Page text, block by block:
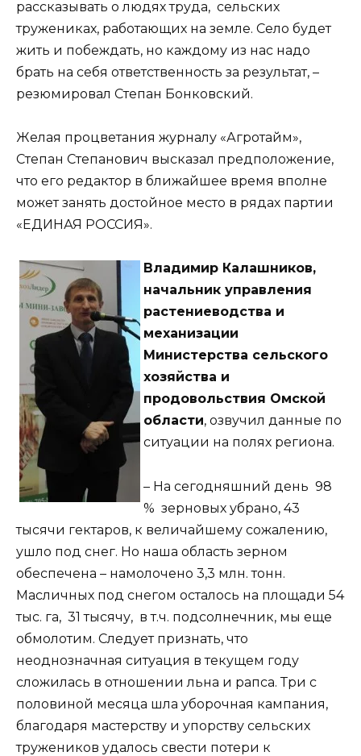
рассказывать о людях труда, сельских
тружениках, работающих на земле. Село будет
жить и побеждать, но каждому из нас надо
брать на себя ответственность за результат, –
резюмировал Степан Бонковский.
Желая процветания журналу «Агротайм»,
Степан Степанович высказал предположение,
что его редактор в ближайшее время вполне
может занять достойное место в рядах партии
«ЕДИНАЯ РОССИЯ».
Владимир Калашников,
начальник управления
растениеводства и
механизации
Министерства сельского
хозяйства и
продовольствия Омской
области, озвучил данные по
ситуации на полях региона.
– На сегодняшний день 98
% зерновых убрано, 43
тысячи гектаров, к величайшему сожалению,
ушло под снег. Но наша область зерном
обеспечена – намолочено 3,3 млн. тонн.
Масличных под снегом осталось на площади 54
тыс. га, 31 тысячу, в т.ч. подсолнечник, мы еще
обмолотим. Следует признать, что
неоднозначная ситуация в текущем году
сложилась в отношении льна и рапса. Три с
половиной месяца шла уборочная кампания,
благодаря мастерству и упорству сельских
тружеников удалось свести потери к